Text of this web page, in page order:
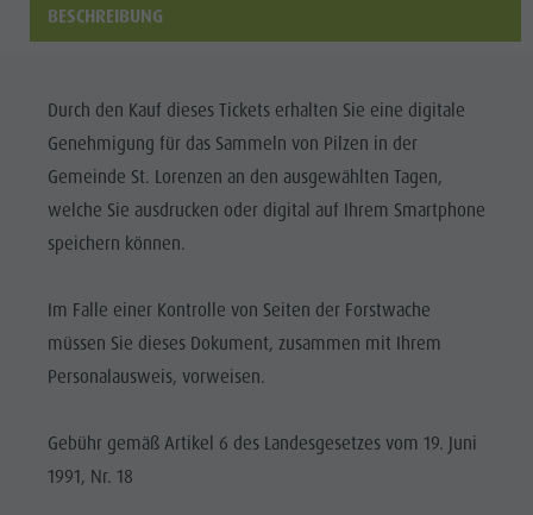
SEHENSWÜRDIGKEITEN
TRADITION &
HANDWERK
HIGHLIGHT
Reiten
Tennis
Tourenübersicht
Katalogservice
Ortstaxe
Pilze sammeln
Kronplatz Doctor Service
FAQ
BESCHREIBUNG
Durch den Kauf dieses Tickets erhalten Sie eine digitale
Genehmigung für das Sammeln von Pilzen in der
Gemeinde St. Lorenzen an den ausgewählten Tagen,
welche Sie ausdrucken oder digital auf Ihrem Smartphone
speichern können.
Im Falle einer Kontrolle von Seiten der Forstwache
müssen Sie dieses Dokument, zusammen mit Ihrem
Personalausweis, vorweisen.
Gebühr gemäß Artikel 6 des Landesgesetzes vom 19. Juni
1991, Nr. 18